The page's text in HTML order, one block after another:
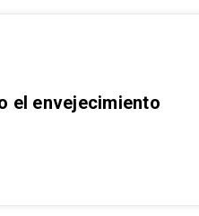
el envejecimiento